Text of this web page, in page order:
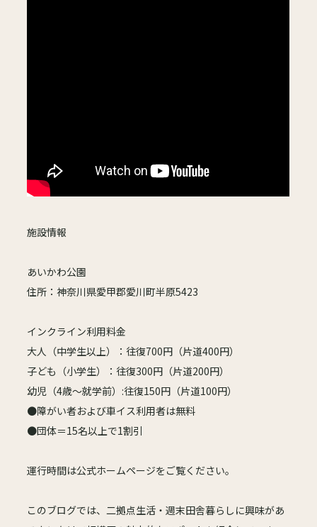
施設情報
あいかわ公園
住所：神奈川県愛甲郡愛川町半原5423
インクライン利用料金
大人（中学生以上）：往復700円（片道400円）
子ども（小学生）：往復300円（片道200円）
幼児（4歳～就学前）:往復150円（片道100円）
●障がい者および車イス利用者は無料
●団体＝15名以上で1割引
運行時間は公式ホームページをご覧ください。
このブログでは、二拠点生活・週末田舎暮らしに興味があ